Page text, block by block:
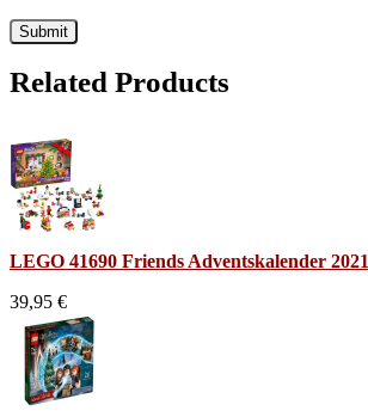
Related Products
LEGO 41690 Friends Adventskalender 2021
39,95 €